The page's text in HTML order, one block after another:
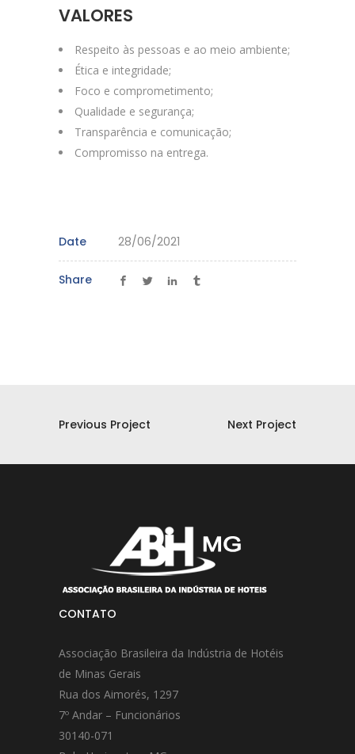
VALORES
Respeito às pessoas e ao meio ambiente;
Ética e integridade;
Foco e comprometimento;
Qualidade e segurança;
Transparência e comunicação;
Compromisso na entrega.
Date 28/06/2021
Share
Previous Project Next Project
CONTATO
Associação Brasileira da Indústria de Hotéis
de Minas Gerais
Rua dos Aimorés, 1297
7º Andar – Funcionários
30140-071